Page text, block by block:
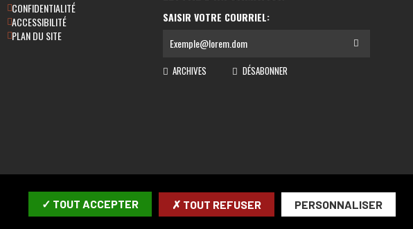
CONFIDENTIALITÉ
ACCESSIBILITÉ
PLAN DU SITE
SAISIR VOTRE COURRIEL:
ARCHIVES DÉSABONNER
✓ TOUT ACCEPTER ✗ TOUT REFUSER PERSONNALISER